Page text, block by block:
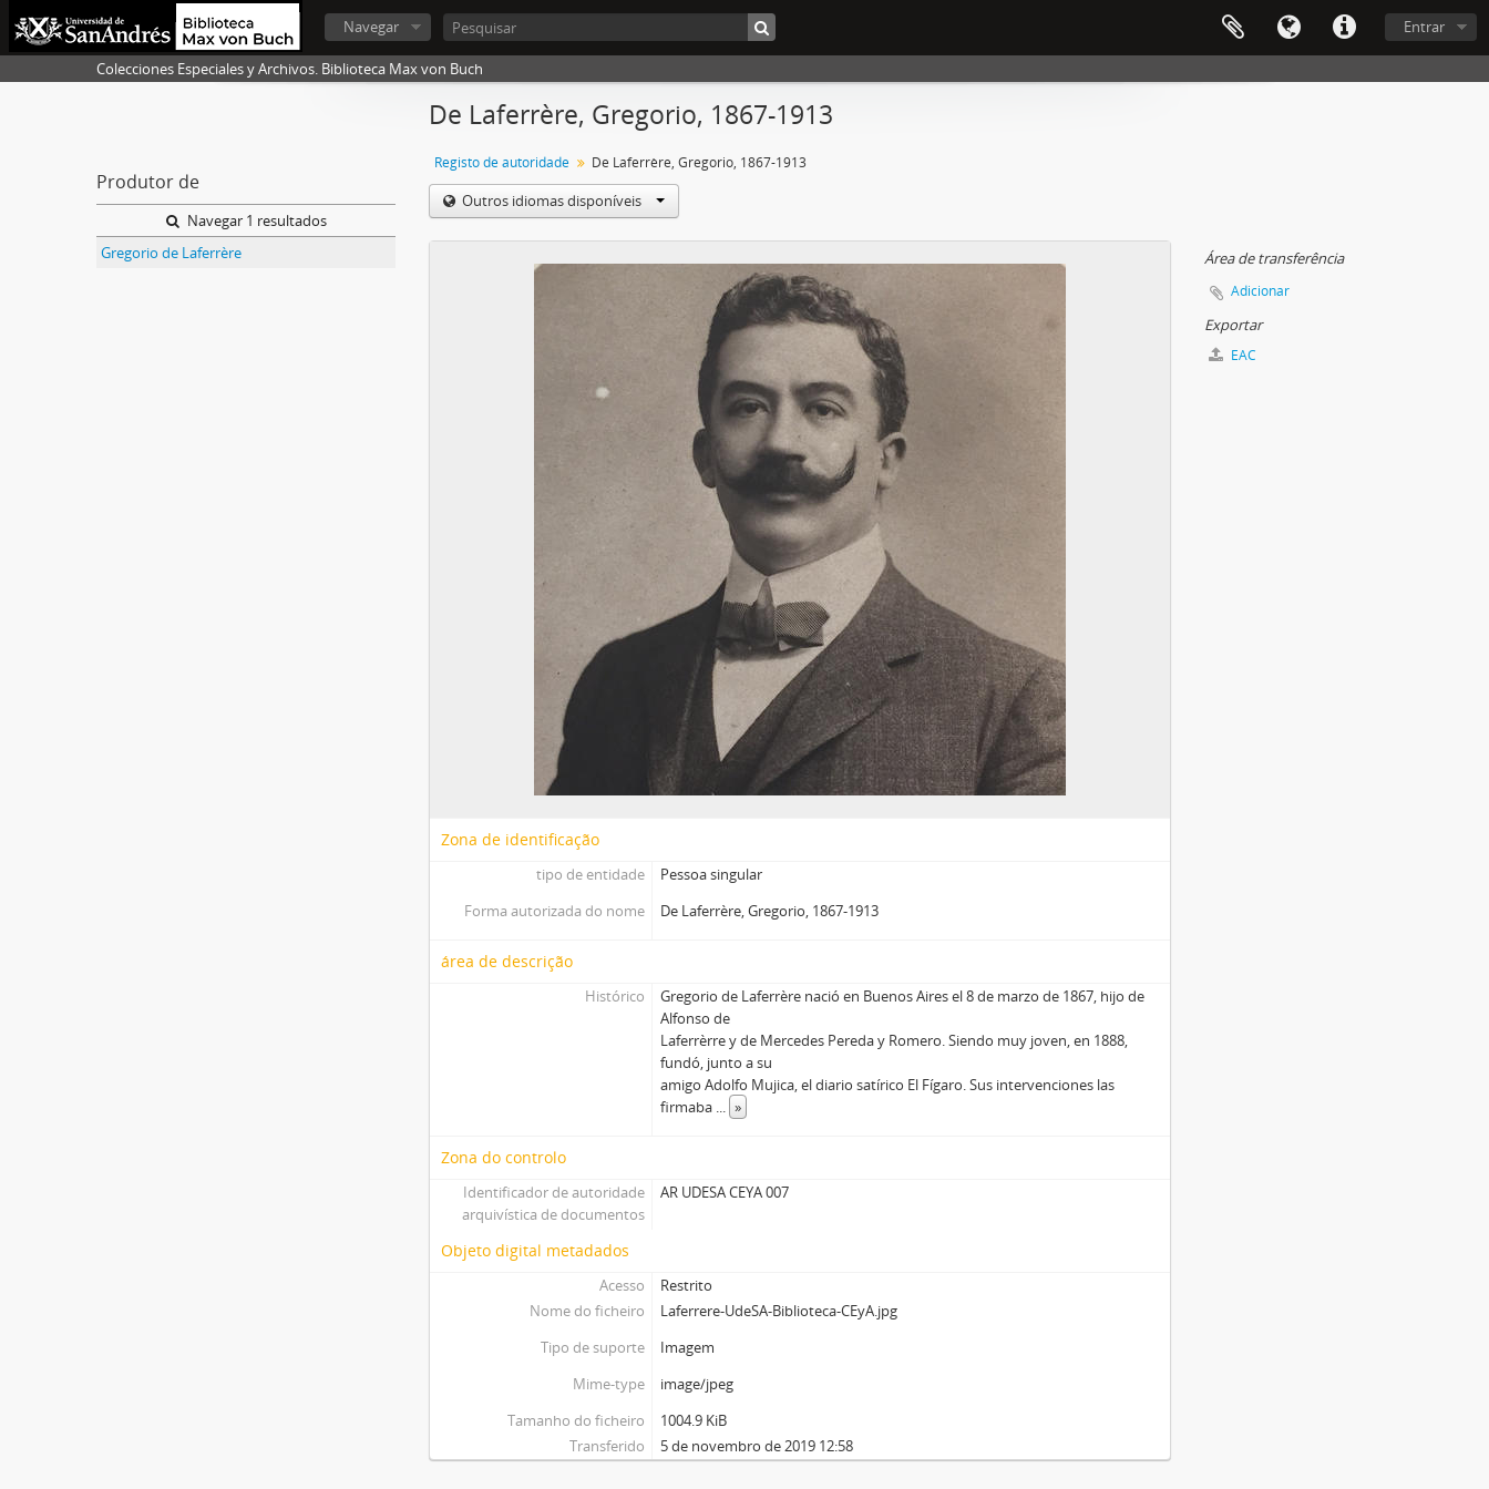
Entrar
Navegar
Colecciones Especiales y Archivos. Biblioteca Max von Buch
Produtor de
Navegar 1 resultados
Gregorio de Laferrère
De Laferrère, Gregorio, 1867-1913
Registo de autoridade De Laferrère, Gregorio, 1867-1913
Outros idiomas disponíveis
Zona de identificação
tipo de entidade
Pessoa singular
Forma autorizada do nome
De Laferrère, Gregorio, 1867-1913
área de descrição
Histórico
Gregorio de Laferrère nació en Buenos Aires el 8 de marzo de 1867, hijo de
Alfonso de
Laferrèrre y de Mercedes Pereda y Romero. Siendo muy joven, en 1888,
fundó, junto a su
amigo Adolfo Mujica, el diario satírico El Fígaro. Sus intervenciones las
firmaba ... »
Zona do controlo
Identificador de autoridade
arquivística de documentos
AR UDESA CEYA 007
Objeto digital metadados
Acesso
Restrito
Nome do ficheiro
Laferrere-UdeSA-Biblioteca-CEyA.jpg
Tipo de suporte
Imagem
Mime-type
image/jpeg
Tamanho do ficheiro
1004.9 KiB
Transferido
5 de novembro de 2019 12:58
Área de transferência
Adicionar
Exportar
EAC